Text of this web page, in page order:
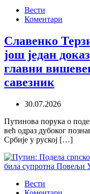
Вести
Коментари
Славенко
још један
главни
савезник
30.07.2026
Путинова порука о
већ одраз дубоког
Србије у руској […]
Вести